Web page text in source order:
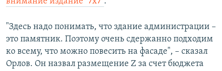
"Здесь надо понимать, что здание администрации –
это памятник. Поэтому очень сдержанно подходим
ко всему, что можно повесить на фасаде", – сказал
Орлов. Он назвал размещение Z за счет бюджета